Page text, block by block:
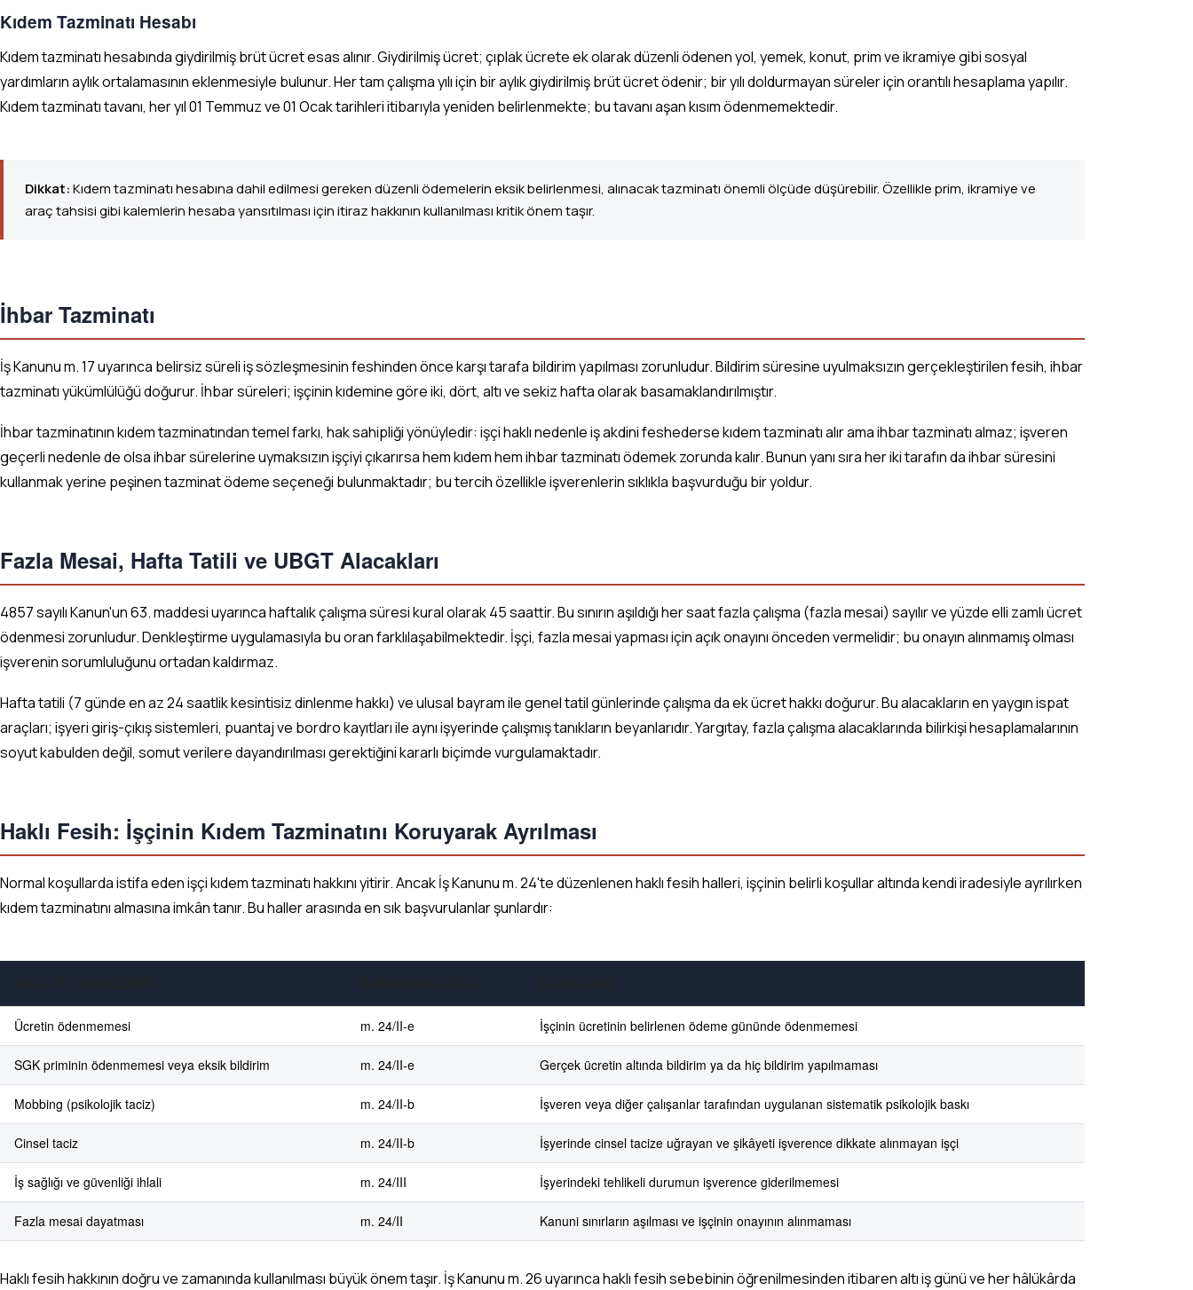
Kıdem Tazminatı Hesabı
Kıdem tazminatı hesabında giydirilmiş brüt ücret esas alınır. Giydirilmiş ücret; çıplak ücrete ek olarak düzenli ödenen yol, yemek, konut, prim ve ikramiye gibi sosyal
yardımların aylık ortalamasının eklenmesiyle bulunur. Her tam çalışma yılı için bir aylık giydirilmiş brüt ücret ödenir; bir yılı doldurmayan süreler için orantılı hesaplama yapılır.
Kıdem tazminatı tavanı, her yıl 01 Temmuz ve 01 Ocak tarihleri itibarıyla yeniden belirlenmekte; bu tavanı aşan kısım ödenmemektedir.
Dikkat:Kıdem tazminatı hesabına dahil edilmesi gereken düzenli ödemelerin eksik belirlenmesi, alınacak tazminatı önemli ölçüde düşürebilir. Özellikle prim, ikramiye ve
araç tahsisi gibi kalemlerin hesaba yansıtılması için itiraz hakkının kullanılması kritik önem taşır.
İhbar Tazminatı
İş Kanunu m. 17 uyarınca belirsiz süreli iş sözleşmesinin feshinden önce karşı tarafa bildirim yapılması zorunludur. Bildirim süresine uyulmaksızın gerçekleştirilen fesih, ihbar
tazminatı yükümlülüğü doğurur. İhbar süreleri; işçinin kıdemine göre iki, dört, altı ve sekiz hafta olarak basamaklandırılmıştır.
İhbar tazminatının kıdem tazminatından temel farkı, hak sahipliği yönüyledir: işçi haklı nedenle iş akdini feshederse kıdem tazminatı alır ama ihbar tazminatı almaz; işveren
geçerli nedenle de olsa ihbar sürelerine uymaksızın işçiyi çıkarırsa hem kıdem hem ihbar tazminatı ödemek zorunda kalır. Bunun yanı sıra her iki tarafın da ihbar süresini
kullanmak yerine peşinen tazminat ödeme seçeneği bulunmaktadır; bu tercih özellikle işverenlerin sıklıkla başvurduğu bir yoldur.
Fazla Mesai, Hafta Tatili ve UBGT Alacakları
4857 sayılı Kanun'un 63. maddesi uyarınca haftalık çalışma süresi kural olarak 45 saattir. Bu sınırın aşıldığı her saat fazla çalışma (fazla mesai) sayılır ve yüzde elli zamlı ücret
ödenmesi zorunludur. Denkleştirme uygulamasıyla bu oran farklılaşabilmektedir. İşçi, fazla mesai yapması için açık onayını önceden vermelidir; bu onayın alınmamış olması
işverenin sorumluluğunu ortadan kaldırmaz.
Hafta tatili (7 günde en az 24 saatlik kesintisiz dinlenme hakkı) ve ulusal bayram ile genel tatil günlerinde çalışma da ek ücret hakkı doğurur. Bu alacakların en yaygın ispat
araçları; işyeri giriş-çıkış sistemleri, puantaj ve bordro kayıtları ile aynı işyerinde çalışmış tanıkların beyanlarıdır. Yargıtay, fazla çalışma alacaklarında bilirkişi hesaplamalarının
soyut kabulden değil, somut verilere dayandırılması gerektiğini kararlı biçimde vurgulamaktadır.
Haklı Fesih: İşçinin Kıdem Tazminatını Koruyarak Ayrılması
Normal koşullarda istifa eden işçi kıdem tazminatı hakkını yitirir. Ancak İş Kanunu m. 24'te düzenlenen haklı fesih halleri, işçinin belirli koşullar altında kendi iradesiyle ayrılırken
kıdem tazminatını almasına imkân tanır. Bu haller arasında en sık başvurulanlar şunlardır:
Ücretin ödenmemesi m. 24/II-e İşçinin ücretinin belirlenen ödeme gününde ödenmemesi
SGK priminin ödenmemesi veya eksik bildirim m. 24/II-e Gerçek ücretin altında bildirim ya da hiç bildirim yapılmaması
Mobbing (psikolojik taciz) m. 24/II-b İşveren veya diğer çalışanlar tarafından uygulanan sistematik psikolojik baskı
Cinsel taciz m. 24/II-b İşyerinde cinsel tacize uğrayan ve şikâyeti işverence dikkate alınmayan işçi
İş sağlığı ve güvenliği ihlali m. 24/III İşyerindeki tehlikeli durumun işverence giderilmemesi
Fazla mesai dayatması m. 24/II Kanuni sınırların aşılması ve işçinin onayının alınmaması
Haklı fesih hakkının doğru ve zamanında kullanılması büyük önem taşır. İş Kanunu m. 26 uyarınca haklı fesih sebebinin öğrenilmesinden itibaren altı iş günü ve her hâlükârda